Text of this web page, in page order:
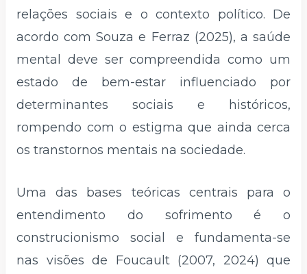
relações sociais e o contexto político. De
acordo com Souza e Ferraz (2025), a saúde
mental deve ser compreendida como um
estado de bem-estar influenciado por
determinantes sociais e históricos,
rompendo com o estigma que ainda cerca
os transtornos mentais na sociedade.
Uma das bases teóricas centrais para o
entendimento do sofrimento é o
construcionismo social e fundamenta-se
nas visões de Foucault (2007, 2024) que